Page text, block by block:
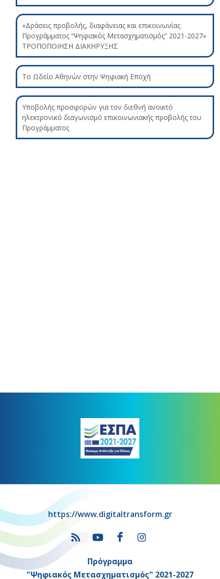
«Δράσεις προβολής, διαφάνειας και επικοινωνίας
Προγράμματος “Ψηφιακός Μετασχηματισμός” 2021-2027»
ΤΡΟΠΟΠΟΙΗΣΗ ΔΙΑΚΗΡΥΞΗΣ
Το Ωδείο Αθηνών στην Ψηφιακή Εποχή
Υποβολής προσφορών για τον διεθνή ανοικτό
ηλεκτρονικό διαγωνισμό επικοινωνιακής προβολής του
Προγράμματος
https://www.digitaltransform.gr
Πρόγραμμα
"Ψηφιακός Μετασχηματισμός" 2021-2027